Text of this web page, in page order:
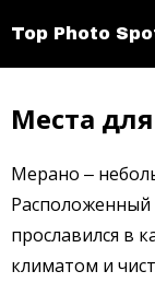
Top Photo
Места
Мерано ‒
Расположенный
прославился в
климатом и